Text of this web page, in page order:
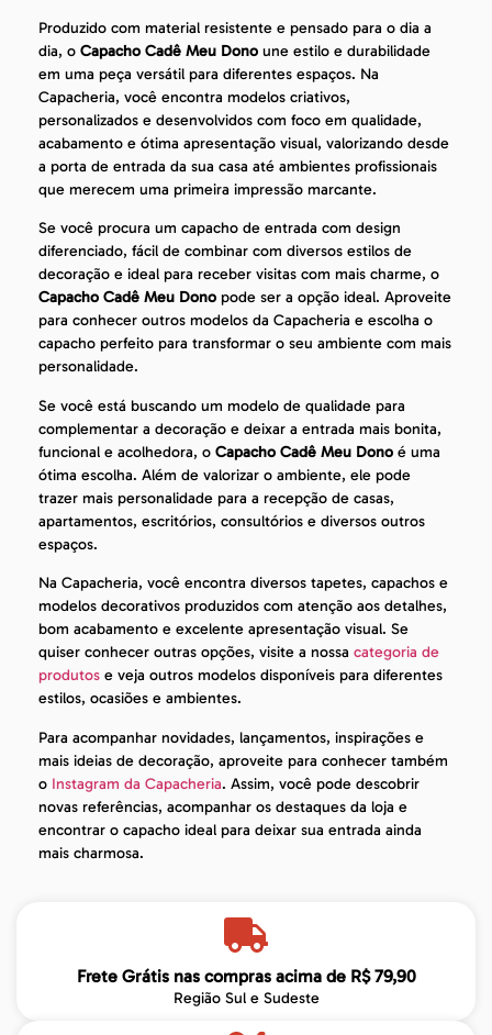
Produzido com material resistente e pensado para o dia a
dia, o Capacho Cadê Meu Dono une estilo e durabilidade
em uma peça versátil para diferentes espaços. Na
Capacheria, você encontra modelos criativos,
personalizados e desenvolvidos com foco em qualidade,
acabamento e ótima apresentação visual, valorizando desde
a porta de entrada da sua casa até ambientes profissionais
que merecem uma primeira impressão marcante.
Se você procura um capacho de entrada com design
diferenciado, fácil de combinar com diversos estilos de
decoração e ideal para receber visitas com mais charme, o
Capacho Cadê Meu Dono pode ser a opção ideal. Aproveite
para conhecer outros modelos da Capacheria e escolha o
capacho perfeito para transformar o seu ambiente com mais
personalidade.
Se você está buscando um modelo de qualidade para
complementar a decoração e deixar a entrada mais bonita,
funcional e acolhedora, o Capacho Cadê Meu Dono é uma
ótima escolha. Além de valorizar o ambiente, ele pode
trazer mais personalidade para a recepção de casas,
apartamentos, escritórios, consultórios e diversos outros
espaços.
Na Capacheria, você encontra diversos tapetes, capachos e
modelos decorativos produzidos com atenção aos detalhes,
bom acabamento e excelente apresentação visual. Se
quiser conhecer outras opções, visite a nossa categoria de
produtos e veja outros modelos disponíveis para diferentes
estilos, ocasiões e ambientes.
Para acompanhar novidades, lançamentos, inspirações e
mais ideias de decoração, aproveite para conhecer também
o Instagram da Capacheria. Assim, você pode descobrir
novas referências, acompanhar os destaques da loja e
encontrar o capacho ideal para deixar sua entrada ainda
mais charmosa.
Frete Grátis nas compras acima de R$ 79,90
Região Sul e Sudeste